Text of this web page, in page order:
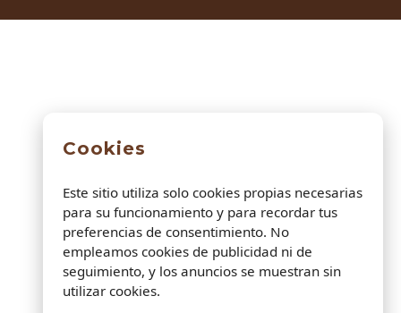
Cookies
Este sitio utiliza solo cookies propias necesarias
para su funcionamiento y para recordar tus
preferencias de consentimiento. No
empleamos cookies de publicidad ni de
seguimiento, y los anuncios se muestran sin
utilizar cookies.